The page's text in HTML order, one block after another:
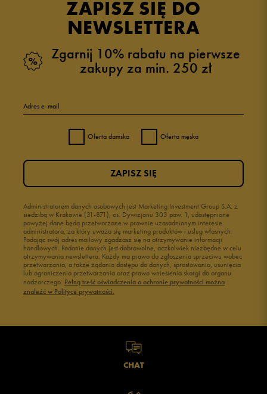
ZAPISZ SIĘ DO
NEWSLETTERA
Zgarnij 10% rabatu na pierwsze
zakupy za min. 250 zł
Adres e-mail
Oferta damska Oferta męska
Administratorem danych osobowych jest Marketing Investment Group S.A. z
siedzibą w Krakowie (31-871), os. Dywizjonu 303 paw. 1, udostępnione
powyżej dane będą przetwarzane w prawnie uzasadnionym interesie
administratora, za który uważa się marketing produktów i usług własnych.
Podając swój adres mailowy zgadzasz się na otrzymywanie informacji
handlowych. Podanie danych jest dobrowolne, aczkolwiek niezbędne w celu
otrzymywania newslettera. Każdy ma prawo do zgłoszenia sprzeciwu wobec
przetwarzania, a także żądania dostępu do danych, sprostowania, usunięcia
lub ograniczenia przetwarzania oraz prawo wniesienia skargi do organu
nadzorczego. Pełną treść oświadczenia o ochronie prywatności można
znaleźć w Polityce prywatności.
ZAPISZ SIĘ
CHAT